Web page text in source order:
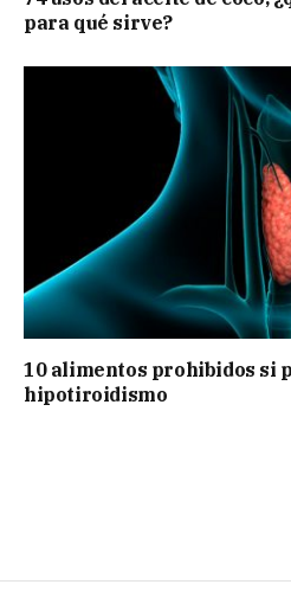
para qué sirve?
10 alimentos prohibidos si
hipotiroidismo